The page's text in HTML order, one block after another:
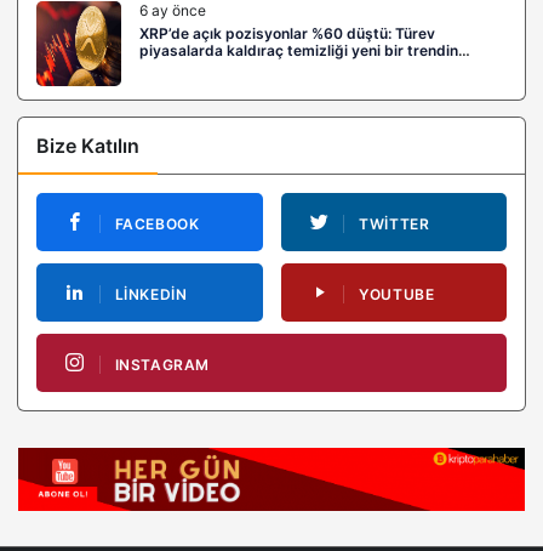
6 ay önce
XRP’de açık pozisyonlar %60 düştü: Türev
piyasalarda kaldıraç temizliği yeni bir trendin
Bize Katılın
FACEBOOK TWITTER
LINKEDIN YOUTUBE
INSTAGRAM